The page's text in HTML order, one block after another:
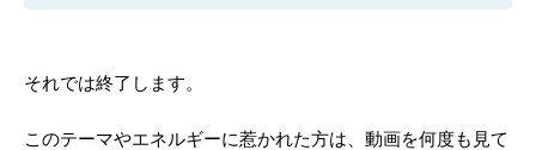
それでは終了します。
このテーマやエネルギーに惹かれた方は、動画を何度も見て